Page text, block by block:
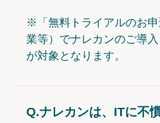
※「無料トライアルのお
業等）でナレカンのご導
が対象となります。
Q.ナレカンは、ITに不